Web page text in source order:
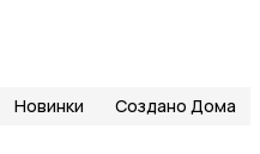
Новинки Создано Дома